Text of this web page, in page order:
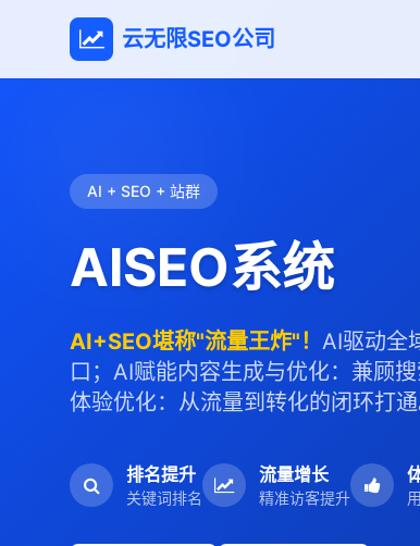
云无限SEO公司
AI + SEO + 站群
AISEO系统
AI+SEO堪称"流量王炸"！ AI驱动全
口；AI赋能内容生成与优化：兼顾
体验优化：从流量到转化的闭环打通
排名提升
关键词排名
流量增长
精准访客提升